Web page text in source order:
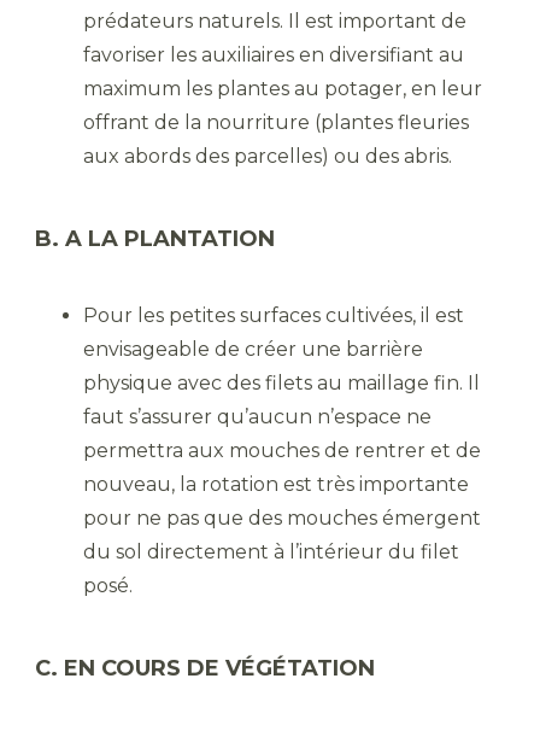
prédateurs naturels. Il est important de
favoriser les auxiliaires en diversifiant au
maximum les plantes au potager, en leur
offrant de la nourriture (plantes fleuries
aux abords des parcelles) ou des abris.
B. A LA PLANTATION
Pour les petites surfaces cultivées, il est
envisageable de créer une barrière
physique avec des filets au maillage fin. Il
faut s’assurer qu’aucun n’espace ne
permettra aux mouches de rentrer et de
nouveau, la rotation est très importante
pour ne pas que des mouches émergent
du sol directement à l’intérieur du filet
posé.
C. EN COURS DE VÉGÉTATION